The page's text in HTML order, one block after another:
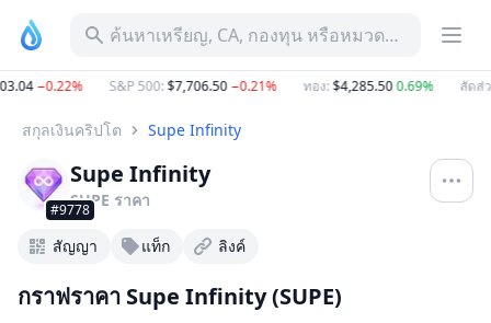
ค้นหาเหรียญ, CA, กองทุน หรือหมวดหมู่
−0.22% S&P 500:$7,706.50−0.21% ทอง:$4,285.500.69% สัดส่ว
สกุลเงินคริปโต Supe Infinity
#9778
Supe Infinity
SUPE ราคา
สัญญา แท็ก ลิงค์
กราฟราคา Supe Infinity (SUPE)